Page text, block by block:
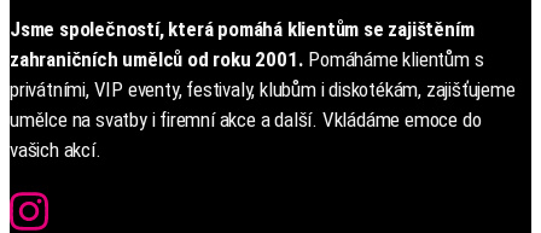
Jsme společností, která pomáhá klientům se zajištěním
zahraničních umělců od roku 2001. Pomáháme klientům s
privátními, VIP eventy, festivaly, klubům i diskotékám, zajišťujeme
umělce na svatby i firemní akce a další. Vkládáme emoce do
vašich akcí.